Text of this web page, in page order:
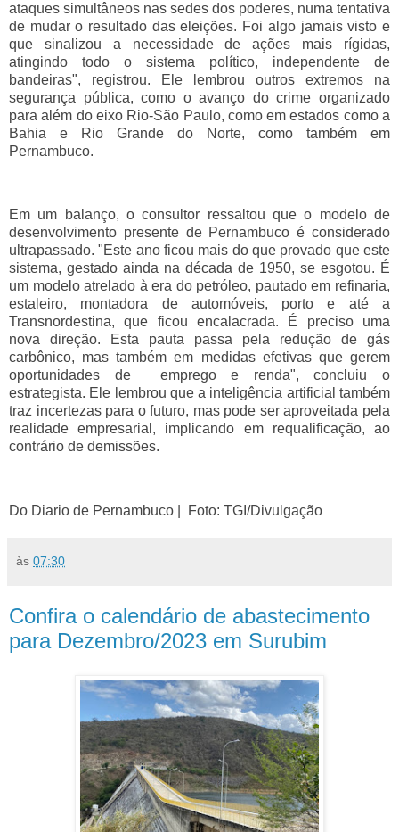
ataques simultâneos nas sedes dos poderes, numa tentativa
de mudar o resultado das eleições. Foi algo jamais visto e
que sinalizou a necessidade de ações mais rígidas,
atingindo todo o sistema político, independente de
bandeiras", registrou. Ele lembrou outros extremos na
segurança pública, como o avanço do crime organizado
para além do eixo Rio-São Paulo, como em estados como a
Bahia e Rio Grande do Norte, como também em
Pernambuco.
Em um balanço, o consultor ressaltou que o modelo de
desenvolvimento presente de Pernambuco é considerado
ultrapassado. "Este ano ficou mais do que provado que este
sistema, gestado ainda na década de 1950, se esgotou. É
um modelo atrelado à era do petróleo, pautado em refinaria,
estaleiro, montadora de automóveis, porto e até a
Transnordestina, que ficou encalacrada. É preciso uma
nova direção. Esta pauta passa pela redução de gás
carbônico, mas também em medidas efetivas que gerem
oportunidades de emprego e renda", concluiu o
estrategista. Ele lembrou que a inteligência artificial também
traz incertezas para o futuro, mas pode ser aproveitada pela
realidade empresarial, implicando em requalificação, ao
contrário de demissões.
Do Diario de Pernambuco | Foto: TGI/Divulgação
às 07:30
Confira o calendário de abastecimento
para Dezembro/2023 em Surubim